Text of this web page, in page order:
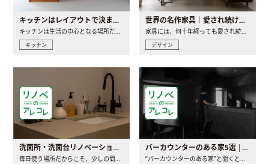
キッチンはレイアウトで決まる。後悔しないための考え方と選び方
キッチンは生活の中心となる場所だからこそ、家の中のどこに置..
キッチン
世界の名作家具｜愛され続ける理由と一生モノとの出会い方
家具には、何十年経っても愛され続ける「名作」と呼ばれるもの..
デザイン
洗面所・洗面台リノベーションの事例と間取りアイデア
毎日使う場所だからこそ、少しの間取りの工夫や素材の選び方で..
バーカウンターのある家5選 | 日常に馴染む“距離の近い”キッチンとは
“バーカウンターのある家”と聞くと、少し特別な、大人のための..